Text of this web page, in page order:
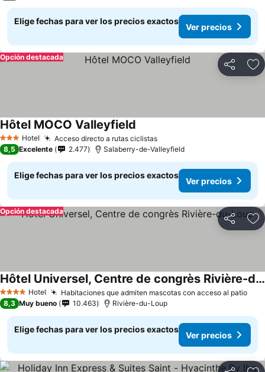
Elige fechas para ver los precios exactos
Ver precios
Compartir
Opción destacada
3 Estrellas
Hotel Acceso directo a rutas ciclistas
Hôtel MOCO Valleyfield
8,5 Excelente 2.477 Salaberry-de-Valleyfield
Elige fechas para ver los precios exactos
Ver precios
Compartir
Opción destacada
4 EstrellasHotel Habitaciones que admiten mascotas con acceso al patio
Hôtel Universel, Centre de congrès Rivière-du-Loup
8,3 Muy bueno 10.463 Rivière-du-Loup
Elige fechas para ver los precios exactos
Ver precios